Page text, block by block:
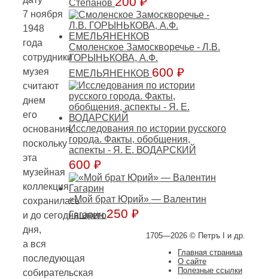
7 ноября
1948
года
сотрудники
музея
считают
днем
его
основания,
поскольку
эта
музейная
коллекция
сохранилась
и до сегодняшнего
дня,
а вся
последующая
собирательская
Степанов
Смоленское Замоскворечье - Л.В.
ГОРЫНЬКОВА, А.Ф.
ЕМЕЛЬЯНЕНКОВ 600 ₽
Исследования по истории русского
города. Факты, обобщения,
аспекты - Я. Е. ВОДАРСКИЙ
600 ₽
«Мой брат Юрий» — Валентин
Гагарин 250 ₽
1705—2026 © Петръ I и др.
Главная страница
О сайте
Полезные ссылки